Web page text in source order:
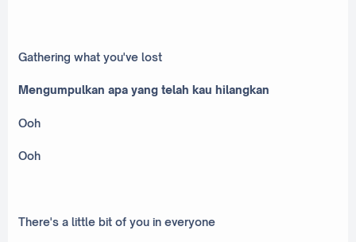
Gathering what you've lost
Mengumpulkan apa yang telah kau hilangkan
Ooh
Ooh
There's a little bit of you in everyone